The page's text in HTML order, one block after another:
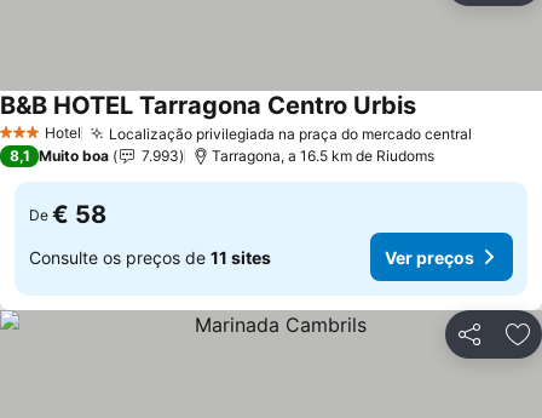
3 EstrelasHotel Localização privilegiada na praça do mercado central
B&B HOTEL Tarragona Centro UrbisVer preços
8,1 Muito boa 7.993 Tarragona, a 16.5 km de Riudoms
De € 58
Consulte os preços de 11 sites Ver preços
Partilhar